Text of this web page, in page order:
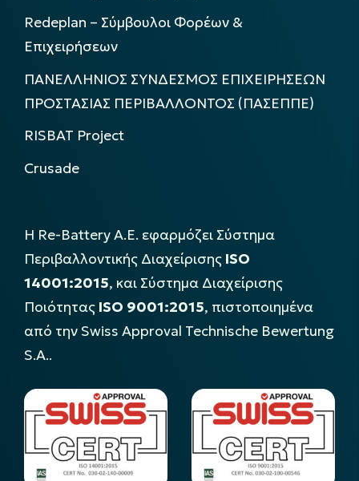
Redeplan – Σύμβουλοι Φορέων &
Επιχειρήσεων
ΠΑΝΕΛΛΗΝΙΟΣ ΣΥΝΔΕΣΜΟΣ ΕΠΙΧΕΙΡΗΣΕΩΝ
ΠΡΟΣΤΑΣΙΑΣ ΠΕΡΙΒΑΛΛΟΝΤΟΣ (ΠΑΣΕΠΠΕ)
RISBAT Project
Crusade
Η Re-Battery Α.Ε. εφαρμόζει Σύστημα
Περιβαλλοντικής Διαχείρισης ISO
14001:2015, και Σύστημα Διαχείρισης
Ποιότητας ISO 9001:2015, πιστοποιημένα
από την Swiss Approval Technische Bewertung
S.A..